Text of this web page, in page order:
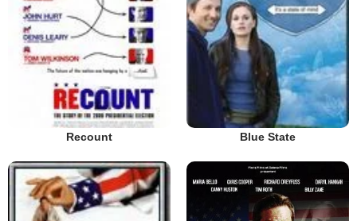
Recount Blue State